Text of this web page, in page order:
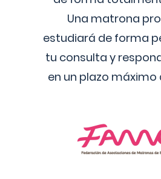
Una matrona
estudiará de forma
tu consulta y
en un plazo máximo